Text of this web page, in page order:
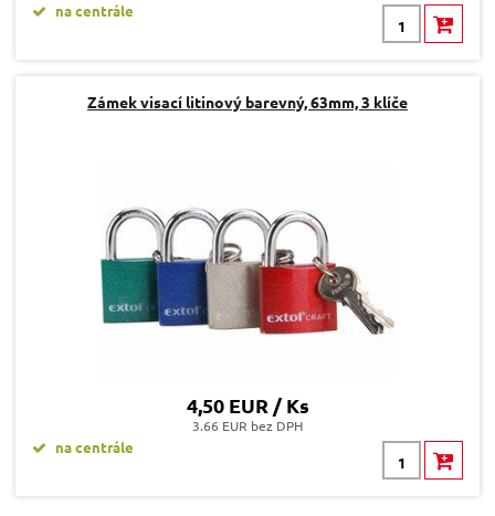
na centrále
Zámek visací litinový barevný, 63mm, 3 klíče
4,50 EUR / Ks
3.66 EUR bez DPH
na centrále